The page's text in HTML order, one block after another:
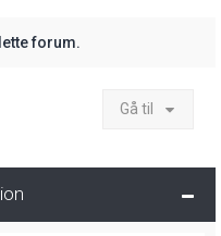
forum.
Gå til